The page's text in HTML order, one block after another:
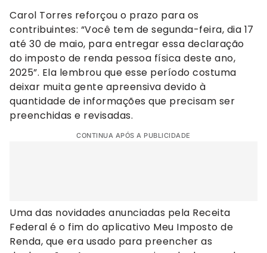
Carol Torres reforçou o prazo para os
contribuintes: “Você tem de segunda-feira, dia 17
até 30 de maio, para entregar essa declaração
do imposto de renda pessoa física deste ano,
2025”. Ela lembrou que esse período costuma
deixar muita gente apreensiva devido à
quantidade de informações que precisam ser
preenchidas e revisadas.
CONTINUA APÓS A PUBLICIDADE
Uma das novidades anunciadas pela Receita
Federal é o fim do aplicativo Meu Imposto de
Renda, que era usado para preencher as